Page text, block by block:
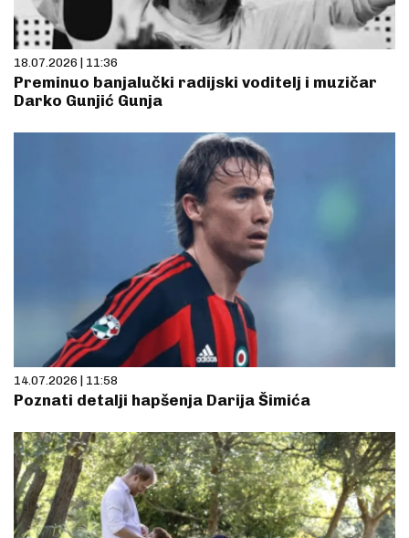
18.07.2026 | 11:36
Preminuo banjalučki radijski voditelj i muzičar
Darko Gunjić Gunja
14.07.2026 | 11:58
Poznati detalji hapšenja Darija Šimića